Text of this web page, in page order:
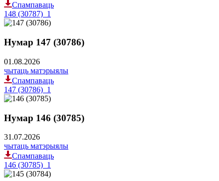
Спампаваць
148 (30787)_1
Нумар 147 (30786)
01.08.2026
чытаць матэрыялы
Спампаваць
147 (30786)_1
Нумар 146 (30785)
31.07.2026
чытаць матэрыялы
Спампаваць
146 (30785)_1